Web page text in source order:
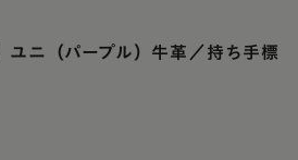
ユニ（パープル）牛革／持ち手標